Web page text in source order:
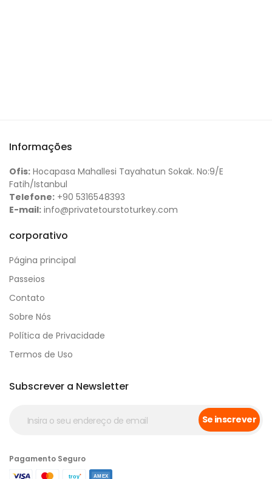
Informações
Ofis: Hocapasa Mahallesi Tayahatun Sokak. No:9/E
Fatih/Istanbul
Telefone: +90 5316548393
E-mail: info@privatetourstoturkey.com
corporativo
Página principal
Passeios
Contato
Sobre Nós
Política de Privacidade
Termos de Uso
Subscrever a Newsletter
Se inscrever
Pagamento Seguro